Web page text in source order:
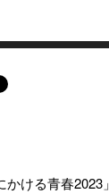
ける青春2023」